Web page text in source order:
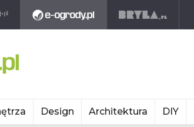
Design Architektura DIY